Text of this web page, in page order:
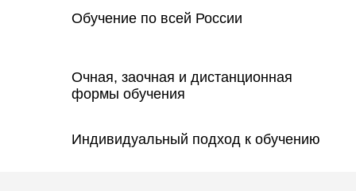
Обучение по всей России
Очная, заочная и дистанционная
формы обучения
Индивидуальный подход к обучению